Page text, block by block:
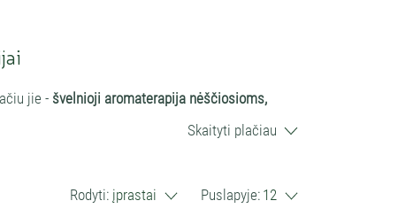
jie - švelnioji aromaterapija nėščiosioms,
it glostomas raminamos rytinės augalo rasos.
Skaityti plačiau
Rodyti: įprastai Puslapyje: 12